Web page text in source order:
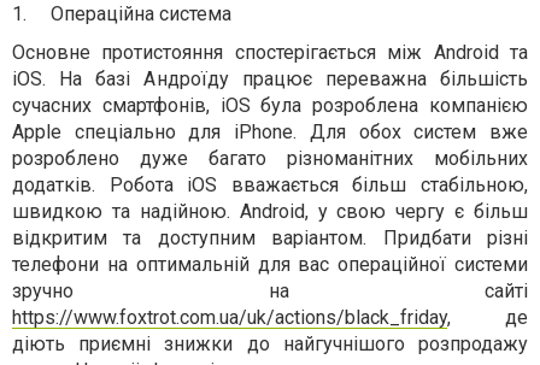
1.
Операційна система
Основне протистояння спостерігається між Android та
iOS. На базі Андроїду працює переважна більшість
сучасних смартфонів, iOS була розроблена компанією
Apple спеціально для iPhone. Для обох систем вже
розроблено дуже багато різноманітних мобільних
додатків. Робота iOS вважається більш стабільною,
швидкою та надійною. Android, у свою чергу є більш
відкритим та доступним варіантом. Придбати різні
телефони на оптимальній для вас операційної системи
зручно на сайті
https://www.foxtrot.com.ua/uk/actions/black_friday, де
діють приємні знижки до найгучнішого розпродажу